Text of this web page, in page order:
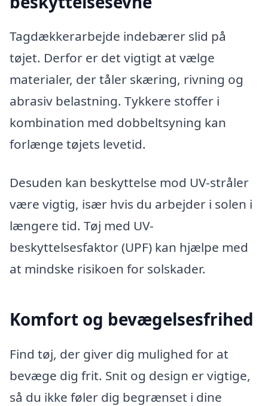
Tagdækkerarbejde indebærer slid på
tøjet. Derfor er det vigtigt at vælge
materialer, der tåler skæring, rivning og
abrasiv belastning. Tykkere stoffer i
kombination med dobbeltsyning kan
forlænge tøjets levetid.
Desuden kan beskyttelse mod UV-stråler
være vigtig, især hvis du arbejder i solen i
længere tid. Tøj med UV-
beskyttelsesfaktor (UPF) kan hjælpe med
at mindske risikoen for solskader.
Komfort og bevægelsesfrihed
Find tøj, der giver dig mulighed for at
bevæge dig frit. Snit og design er vigtige,
så du ikke føler dig begrænset i dine